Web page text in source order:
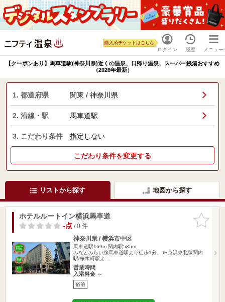
ログイン
購入済チケットはこちら
履歴 メニュー
【クーポンあり】馬車道駅(神奈川県)近くの温泉、日帰り温泉、スーパー銭湯おすすめ
（2026年最新）
1. 都道府県 関東 / 神奈川県
2. 沿線・駅 馬車道駅
3. こだわり条件 指定しない
こだわり条件を変更する
リストから探す 地図から探す
お気に入
りに追加
ホテルルートイン横浜馬車道
-点/ 0 件
神奈川県 / 横浜市中区
馬車道駅169m 関内駅535m
みなとみらい線馬車道駅より徒歩1分、JR京浜東北線関内
駅/桜木町駅よ…
営業時間
入浴料金 ～
宿泊